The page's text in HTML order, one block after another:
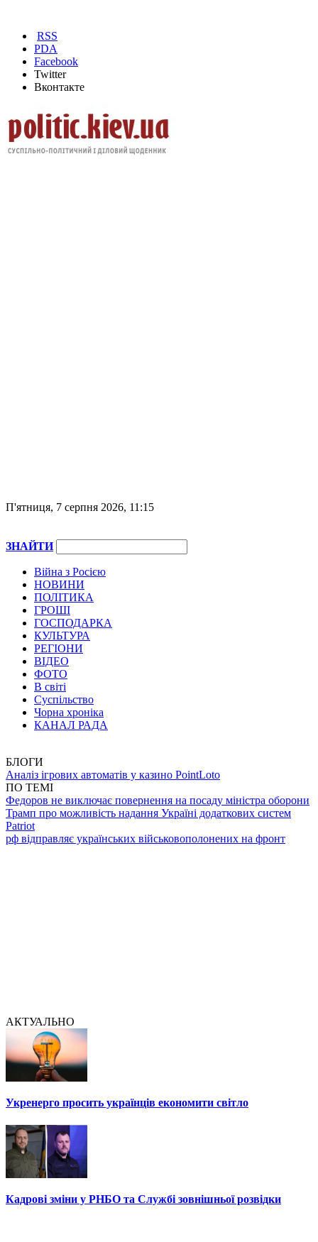
RSS
PDA
Facebook
Twitter
Вконтакте
П'ятниця, 7 серпня 2026, 11:15
ЗНАЙТИ
Війна з Росією
НОВИНИ
ПОЛІТИКА
ГРОШІ
ГОСПОДАРКА
КУЛЬТУРА
РЕГІОНИ
ВІДЕО
ФОТО
В світі
Суспільство
Чорна хроніка
КАНАЛ РАДА
БЛОГИ
Аналіз ігрових автоматів у казино PointLoto
ПО ТЕМІ
Федоров не виключає повернення на посаду міністра оборони
Трамп про можливість надання Україні додаткових систем
Patriot
рф відправляє українських військовополонених на фронт
АКТУАЛЬНО
Укренерго просить українців економити світло
Кадрові зміни у РНБО та Службі зовнішньої розвідки